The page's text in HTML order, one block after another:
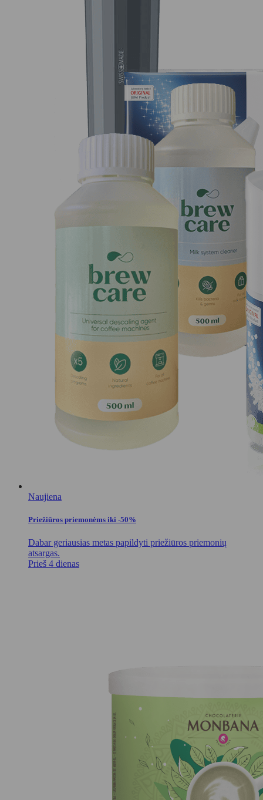
Naujiena
Priežiūros priemonėms iki -50%
Dabar geriausias metas papildyti priežiūros priemonių
atsargas.
Prieš 4 dienas